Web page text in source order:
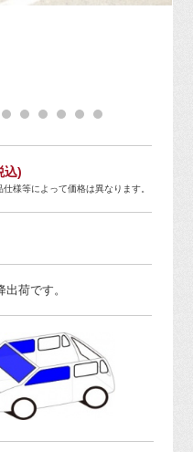
込)
様等によって価格は異なります。
荷です。